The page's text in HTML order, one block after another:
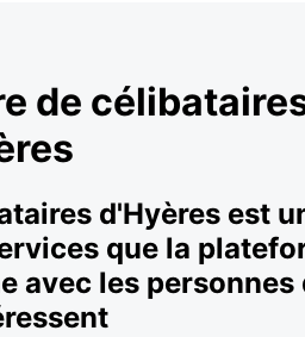
de
d'Hyères est
que la
avec les personnes